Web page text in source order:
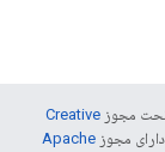
تحت مجوز Creative
مجوز Apache